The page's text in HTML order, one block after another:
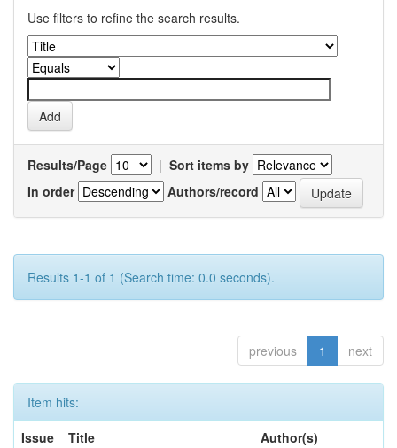
Use filters to refine the search results.
Results/Page | Sort items by
In order
Authors/record
Results 1-1 of 1 (Search time: 0.0 seconds).
previous 1 next
Item hits:
Issue
Title Author(s)